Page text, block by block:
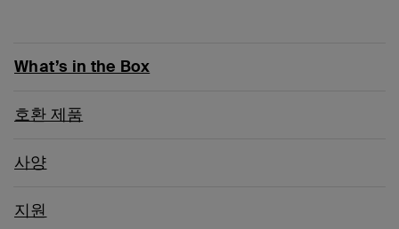
What’s in the Box
호환 제품
사양
지원